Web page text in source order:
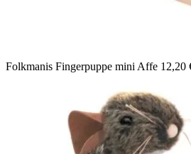
Folkmanis Fingerpuppe mini Affe 12,20